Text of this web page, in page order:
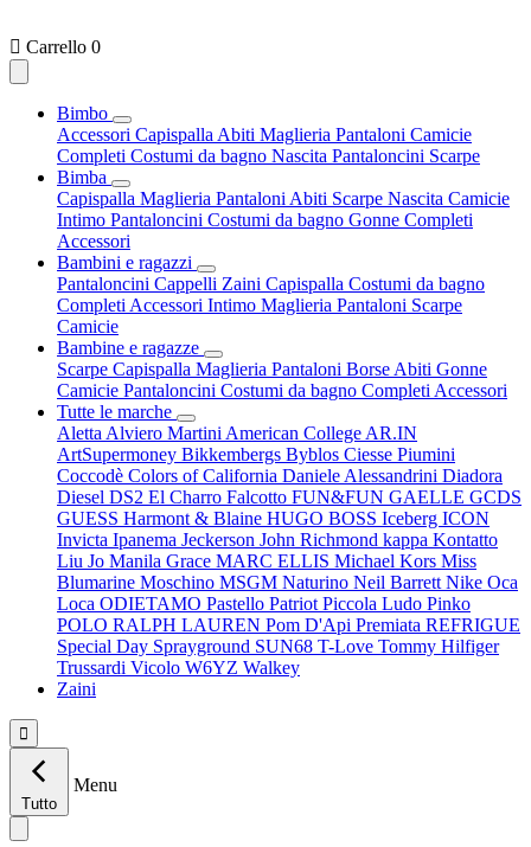
 Carrello 0
Bimbo
Accessori Capispalla Abiti Maglieria Pantaloni Camicie
Completi Costumi da bagno Nascita Pantaloncini Scarpe
Bimba
Capispalla Maglieria Pantaloni Abiti Scarpe Nascita Camicie
Intimo Pantaloncini Costumi da bagno Gonne Completi
Accessori
Bambini e ragazzi
Pantaloncini Cappelli Zaini Capispalla Costumi da bagno
Completi Accessori Intimo Maglieria Pantaloni Scarpe
Camicie
Bambine e ragazze
Scarpe Capispalla Maglieria Pantaloni Borse Abiti Gonne
Camicie Pantaloncini Costumi da bagno Completi Accessori
Tutte le marche
Aletta Alviero Martini American College AR.IN
ArtSupermoney Bikkembergs Byblos Ciesse Piumini
Coccodè Colors of California Daniele Alessandrini Diadora
Diesel DS2 El Charro Falcotto FUN&FUN GAELLE GCDS
GUESS Harmont & Blaine HUGO BOSS Iceberg ICON
Invicta Ipanema Jeckerson John Richmond kappa Kontatto
Liu Jo Manila Grace MARC ELLIS Michael Kors Miss
Blumarine Moschino MSGM Naturino Neil Barrett Nike Oca
Loca ODIETAMO Pastello Patriot Piccola Ludo Pinko
POLO RALPH LAUREN Pom D'Api Premiata REFRIGUE
Special Day Sprayground SUN68 T-Love Tommy Hilfiger
Trussardi Vicolo W6YZ Walkey
Zaini

Tutto
Menu